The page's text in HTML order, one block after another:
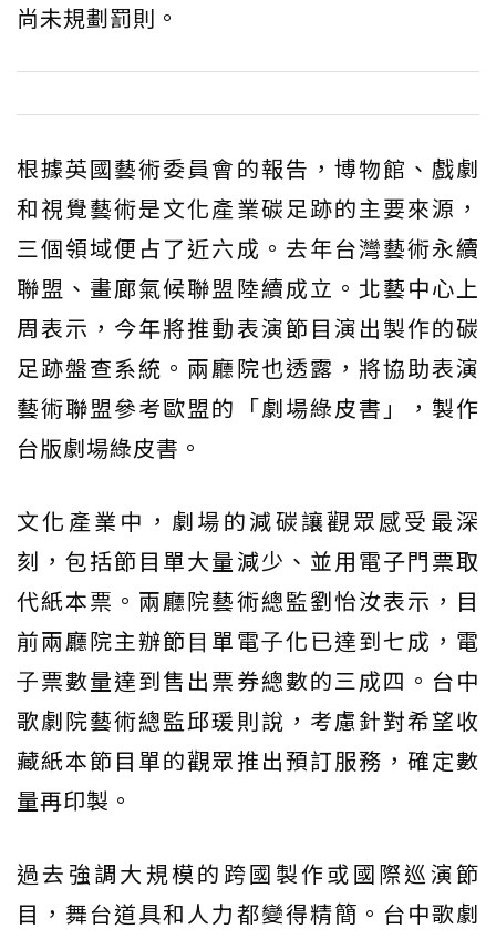
尚未規劃罰則。
根據英國藝術委員會的報告，博物館、戲劇
和視覺藝術是文化產業碳足跡的主要來源，
三個領域便占了近六成。去年台灣藝術永續
聯盟、畫廊氣候聯盟陸續成立。北藝中心上
周表示，今年將推動表演節目演出製作的碳
足跡盤查系統。兩廳院也透露，將協助表演
藝術聯盟參考歐盟的「劇場綠皮書」，製作
台版劇場綠皮書。
文化產業中，劇場的減碳讓觀眾感受最深
刻，包括節目單大量減少、並用電子門票取
代紙本票。兩廳院藝術總監劉怡汝表示，目
前兩廳院主辦節⽬單電⼦化已達到七成，電
⼦票數量達到售出票券總數的三成四。台中
歌劇院藝術總監邱瑗則說，考慮針對希望收
藏紙本節目單的觀眾推出預訂服務，確定數
量再印製。
過去強調大規模的跨國製作或國際巡演節
目，舞台道具和人力都變得精簡。台中歌劇